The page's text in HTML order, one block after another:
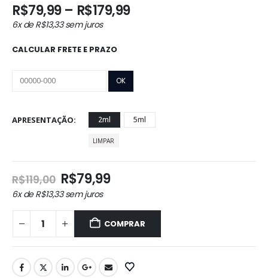
R$79,99– R$179,99Faixa
R$179,99
6x deR$13,33sem juros
CALCULAR FRETE E PRAZO
APRESENTAÇÃO 2ml 5ml
LIMPAR
R$119,00 O
preço
original
era:
R$119,00.
R$79,99O
é:
R$79,99.
6x deR$13,33sem juros
COMPRAR